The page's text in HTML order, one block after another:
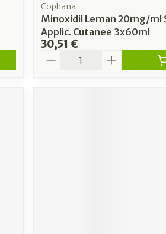
Cophana
Minoxidil Leman 20mg/ml
Applic. Cutanee 3x60ml
30,51 €
Quantité